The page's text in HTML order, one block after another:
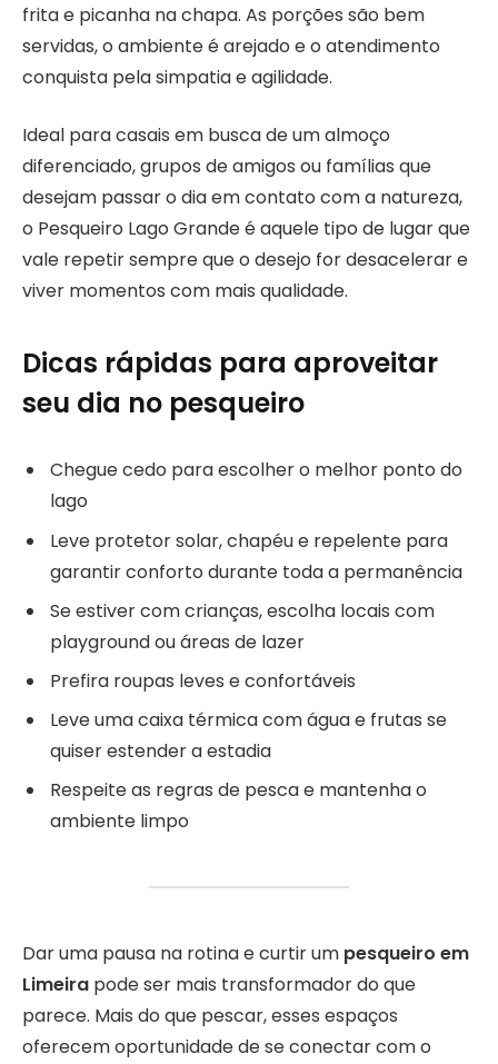
frita e picanha na chapa. As porções são bem
servidas, o ambiente é arejado e o atendimento
conquista pela simpatia e agilidade.
Ideal para casais em busca de um almoço
diferenciado, grupos de amigos ou famílias que
desejam passar o dia em contato com a natureza,
o Pesqueiro Lago Grande é aquele tipo de lugar que
vale repetir sempre que o desejo for desacelerar e
viver momentos com mais qualidade.
Dicas rápidas para aproveitar
seu dia no pesqueiro
Chegue cedo para escolher o melhor ponto do
lago
Leve protetor solar, chapéu e repelente para
garantir conforto durante toda a permanência
Se estiver com crianças, escolha locais com
playground ou áreas de lazer
Prefira roupas leves e confortáveis
Leve uma caixa térmica com água e frutas se
quiser estender a estadia
Respeite as regras de pesca e mantenha o
ambiente limpo
Dar uma pausa na rotina e curtir um pesqueiro em
Limeira pode ser mais transformador do que
parece. Mais do que pescar, esses espaços
oferecem oportunidade de se conectar com o